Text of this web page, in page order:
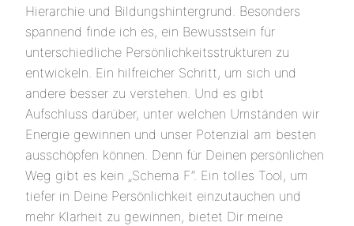
Hierarchie und Bildungshintergrund. Besonders
spannend finde ich es, ein Bewusstsein für
unterschiedliche Persönlichkeitsstrukturen zu
entwickeln. Ein hilfreicher Schritt, um sich und
andere besser zu verstehen. Und es gibt
Aufschluss darüber, unter welchen Umständen wir
Energie gewinnen und unser Potenzial am besten
ausschöpfen können. Denn für Deinen persönlichen
Weg gibt es kein „Schema F“. Ein tolles Tool, um
tiefer in Deine Persönlichkeit einzutauchen und
mehr Klarheit zu gewinnen, bietet Dir meine